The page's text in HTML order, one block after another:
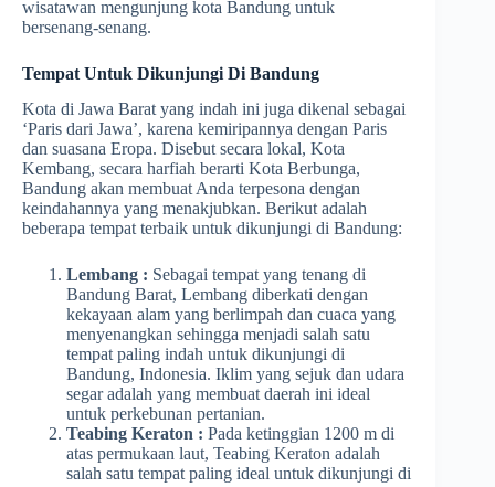
wisatawan mengunjung kota Bandung untuk
bersenang-senang.
Tempat Untuk Dikunjungi Di Bandung
Kota di Jawa Barat yang indah ini juga dikenal sebagai
‘Paris dari Jawa’, karena kemiripannya dengan Paris
dan suasana Eropa. Disebut secara lokal, Kota
Kembang, secara harfiah berarti Kota Berbunga,
Bandung akan membuat Anda terpesona dengan
keindahannya yang menakjubkan. Berikut adalah
beberapa tempat terbaik untuk dikunjungi di Bandung:
Lembang : Sebagai tempat yang tenang di
Bandung Barat, Lembang diberkati dengan
kekayaan alam yang berlimpah dan cuaca yang
menyenangkan sehingga menjadi salah satu
tempat paling indah untuk dikunjungi di
Bandung, Indonesia. Iklim yang sejuk dan udara
segar adalah yang membuat daerah ini ideal
untuk perkebunan pertanian.
Teabing Keraton : Pada ketinggian 1200 m di
atas permukaan laut, Teabing Keraton adalah
salah satu tempat paling ideal untuk dikunjungi di